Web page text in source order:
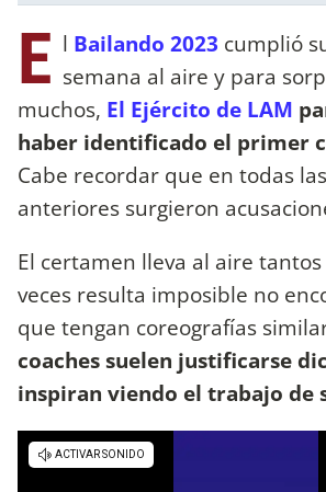
E l Bailando 2023 cumplió
semana al aire y para
muchos, El Ejército de LAM
haber identificado el primer
Cabe recordar que en todas
anteriores surgieron
El certamen lleva al aire
veces resulta imposible no
que tengan coreografías
coaches suelen justificarse
inspiran viendo el trabajo de